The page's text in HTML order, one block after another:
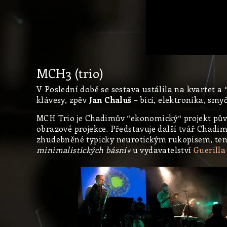
MCH3 (trio)
V Poslední době se sestava ustálila na kvartet a
klávesy, zpěv Jan Chaluš – bicí, elektronika,
MCH Trio je Chadimův “ekonomický“ projekt
obrazové projekce. Představuje další tvář
zhudebněné typicky neurotickým rukopisem,
minimalistických básní«u vydavatelstvíGuerilla